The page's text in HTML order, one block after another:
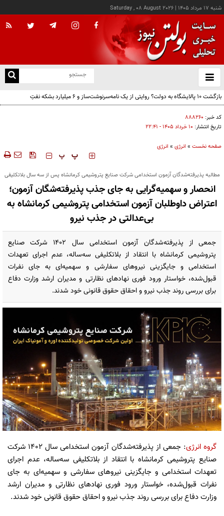
شنبه ۱۷ مرداد ۱۴۰۵ |
Saturday , 08 August 2026
باز
و
بازگشت ۱۰ پالایشگاه به دولت؟ روایتی از یک نامه‌سرنوشت‌ساز و ۶ میلیارد بشکه نفتِ
بدون‌حساب
کد خبر: ۸۸۸۲۶۰
تاریخ انتشار: ۱۰ خرداد ۱۴۰۵ - ۲۲:۴۱
صفحه نخست » انرژی » انرژی
‍‍‍ پ پ
مطالبه پذیرفته‌شدگان آزمون استخدامی شرکت صنایع پتروشیمی کرمانشاه پس از سه سال بلاتکلیفی
انحصار و سهمیه‌گرایی به جای جذب پذیرفته‌شگان آزمون؛
اعتراض داوطلبان آزمون استخدامی پتروشیمی کرمانشاه به
بی‌عدالتی در جذب نیرو
جمعی از پذیرفته‌شدگان آزمون استخدامی سال ۱۴۰۲ شرکت صنایع
پتروشیمی کرمانشاه با انتقاد از بلاتکلیفی سه‌ساله، عدم اجرای تعهدات
استخدامی و جایگزینی نیروهای سفارشی و سهمیه‌ای به جای نفرات
قبول‌شده، خواستار ورود فوری نهادهای نظارتی و مدیران ارشد وزارت دفاع
برای بررسی روند جذب نیرو و احقاق حقوق قانونی خود شدند.
گروه انرژی
: جمعی از پذیرفته‌شدگان آزمون استخدامی سال ۱۴۰۲ شرکت
صنایع پتروشیمی کرمانشاه با انتقاد از بلاتکلیفی سه‌ساله، عدم اجرای
تعهدات استخدامی و جایگزینی نیروهای سفارشی و سهمیه‌ای به جای
نفرات قبول‌شده، خواستار ورود فوری نهادهای نظارتی و مدیران ارشد
وزارت دفاع برای بررسی روند جذب نیرو و احقاق حقوق قانونی خود شدند.